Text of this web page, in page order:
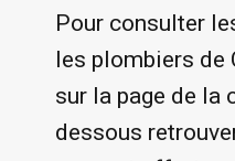
Pour consulter
les plombiers de
sur la page de la
dessous